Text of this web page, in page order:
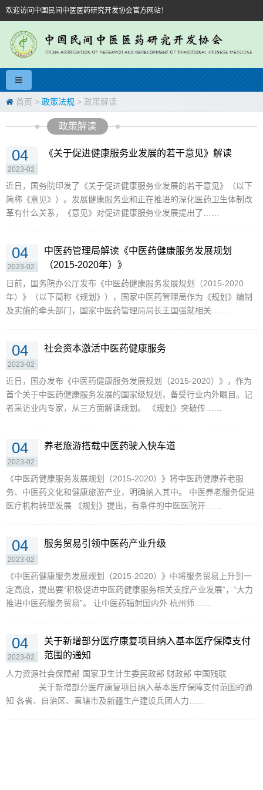
欢迎访问中国民间中医医药研究开发协会官方网站！
首页 > 政策法规 > 政策解读
政策解读
04
2023-02
《关于促进健康服务业发展的若干意见》解读
近日，国务院印发了《关于促进健康服务业发展的若干意见》（以下
简称《意见》）。发展健康服务业和正在推进的深化医药卫生体制改
革有什么关系，《意见》对促进健康服务业发展提出了……
04
2023-02
中医药管理局解读《中医药健康服务发展规划
（2015-2020年）》
日前，国务院办公厅发布《中医药健康服务发展规划（2015-2020
年）》（以下简称《规划》），国家中医药管理局作为《规划》编制
及实施的牵头部门，国家中医药管理局局长王国强就相关……
04
2023-02
社会资本激活中医药健康服务
近日，国办发布《中医药健康服务发展规划（2015-2020）》，作为
首个关于中医药健康服务发展的国家级规划，备受行业内外瞩目。记
者采访业内专家，从三方面解读规划。 《规划》突破传……
04
2023-02
养老旅游搭载中医药驶入快车道
《中医药健康服务发展规划（2015-2020）》将中医药健康养老服
务、中医药文化和健康旅游产业，明确纳入其中。 中医养老服务促进
医疗机构转型发展 《规划》提出，有条件的中医医院开……
04
2023-02
服务贸易引领中医药产业升级
《中医药健康服务发展规划（2015-2020）》中将服务贸易上升到一
定高度，提出要“积极促进中医药健康服务相关支撑产业发展”，“大力
推进中医药服务贸易”。 让中医药辐射国内外 杭州师……
04
2023-02
关于新增部分医疗康复项目纳入基本医疗保障支付
范围的通知
人力资源社会保障部 国家卫生计生委民政部 财政部 中国残联
关于新增部分医疗康复项目纳入基本医疗保障支付范围的通
知 各省、自治区、直辖市及新疆生产建设兵团人力……